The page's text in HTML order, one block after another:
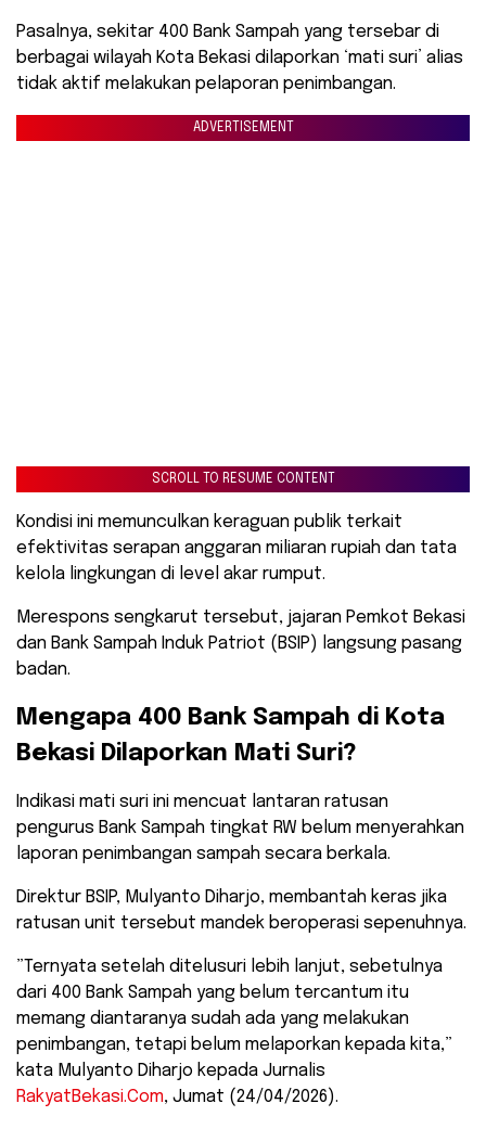
Pasalnya, sekitar 400 Bank Sampah yang tersebar di
berbagai wilayah Kota Bekasi dilaporkan ‘mati suri’ alias
tidak aktif melakukan pelaporan penimbangan.
ADVERTISEMENT
SCROLL TO RESUME CONTENT
Kondisi ini memunculkan keraguan publik terkait
efektivitas serapan anggaran miliaran rupiah dan tata
kelola lingkungan di level akar rumput.
Merespons sengkarut tersebut, jajaran Pemkot Bekasi
dan Bank Sampah Induk Patriot (BSIP) langsung pasang
badan.
​Mengapa 400 Bank Sampah di Kota
Bekasi Dilaporkan Mati Suri?
​Indikasi mati suri ini mencuat lantaran ratusan
pengurus Bank Sampah tingkat RW belum menyerahkan
laporan penimbangan sampah secara berkala.
Direktur BSIP, Mulyanto Diharjo, membantah keras jika
ratusan unit tersebut mandek beroperasi sepenuhnya.
​”Ternyata setelah ditelusuri lebih lanjut, sebetulnya
dari 400 Bank Sampah yang belum tercantum itu
memang diantaranya sudah ada yang melakukan
penimbangan, tetapi belum melaporkan kepada kita,”
kata Mulyanto Diharjo kepada Jurnalis
RakyatBekasi.Com, Jumat (24/04/2026).